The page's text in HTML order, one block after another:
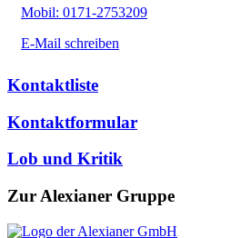
Mobil: 0171-2753209
E-Mail schreiben
Kontaktliste
Kontaktformular
Lob und Kritik
Zur Alexianer Gruppe